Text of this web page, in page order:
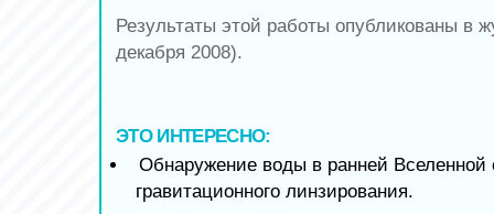
Результаты этой работы опубликованы в
декабря 2008).
ЭТО ИНТЕРЕСНО:
Обнаружение воды в ранней
гравитационного линзирования.